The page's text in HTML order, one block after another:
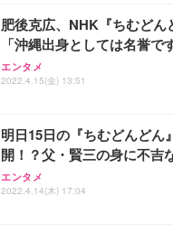
肥後克広、NHK『ちむどん
「沖縄出身としては名誉で
エンタメ
2022.4.15(金) 13:51
明日15日の『ちむどんどん
開！？父・賢三の身に不吉
エンタメ
2022.4.14(木) 17:04